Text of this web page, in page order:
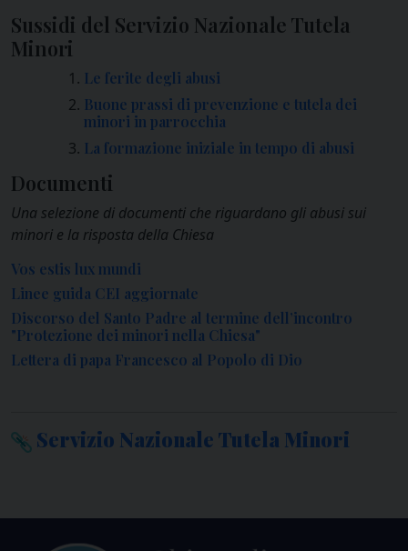
Sussidi del Servizio Nazionale Tutela
Minori
Le ferite degli abusi
Buone prassi di prevenzione e tutela dei
minori in parrocchia
La formazione iniziale in tempo di abusi
Documenti
Una selezione di documenti che riguardano gli abusi sui
minori e la risposta della Chiesa
Vos estis lux mundi
Linee guida CEI aggiornate
Discorso del Santo Padre al termine dell’incontro
"Protezione dei minori nella Chiesa"
Lettera di papa Francesco al Popolo di Dio
Servizio Nazionale Tutela Minori